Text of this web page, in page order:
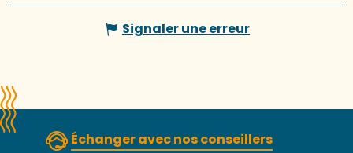
Signaler une erreur
Échanger avec nos conseillers